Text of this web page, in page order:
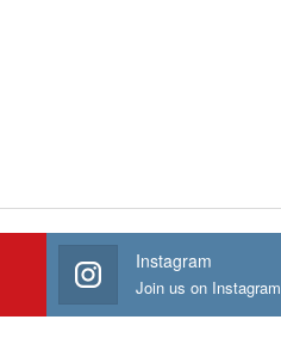
Instagram
Join us on Instagram